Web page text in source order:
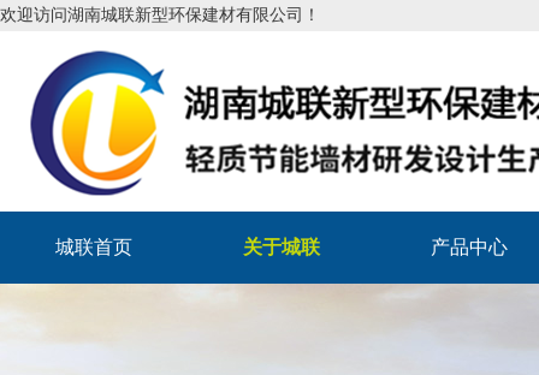
欢迎访问湖南城联新型环保建材有限公司！
城联首页 关于城联 产品中心